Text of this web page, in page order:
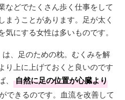
などでたくさん歩く仕事をして
まうことがあります。足が太く
にする女性は多いものです。
は、足のための枕。むくみを解
り上に上げておくと良いのです
自然に足の位置が心臓より
できるのです。血流を改善して